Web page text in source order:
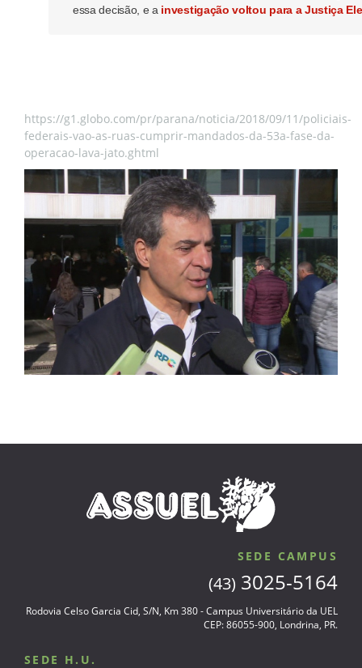
essa decisão, e a investigação voltou para a Justiça
https://g1.globo.com/pr/parana/noticia/2018/09/11/policiais-
federais-vao-as-ruas-cumprir-mandados-da-53a-fase-da-
operacao-lava-jato.ghtml
SEDE CAMPUS
(43) 3025-5164
Rodovia Celso Garcia Cid, S/N, Km 380 - Campus Universitário da UEL
CEP: 86055-900, Londrina, PR.
SEDE H.U.